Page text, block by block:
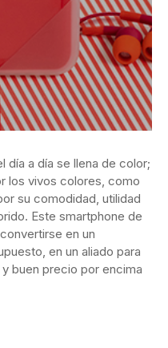
día a día se llena de color;
los vivos colores, como
su comodidad, utilidad
Este smartphone de
en un
en un aliado para
buen precio por encima